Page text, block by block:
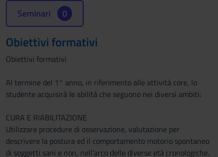
Seminari 0
Obiettivi formativi
Obiettivi formativi
Al termine del 1° anno, in riferimento alle attività core, lo
studente acquisirà le abilità che seguono nei diversi ambiti:
CURA E RIABILITAZIONE
Utilizzare procedure di osservazione, valutazione per
descrivere la postura ed il comportamento motorio spontaneo
di soggetti sani e non, nell’arco delle diverse età cronologiche.